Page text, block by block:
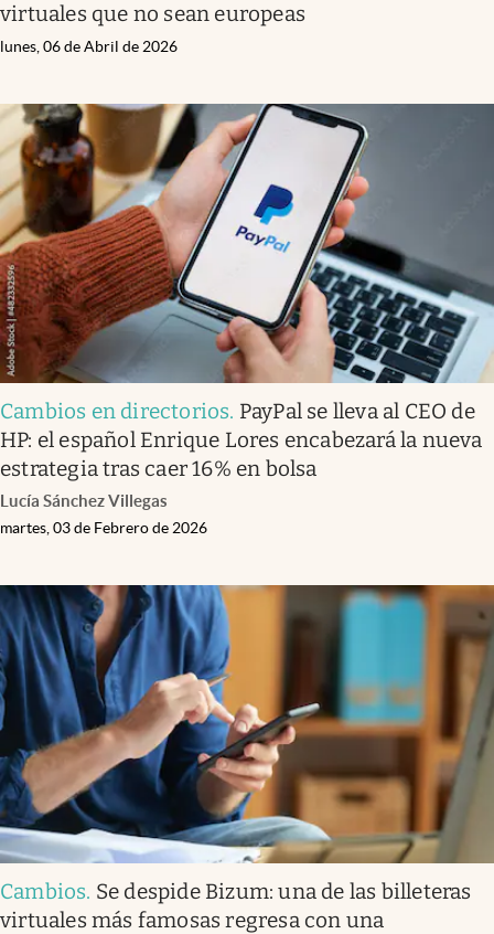
virtuales que no sean europeas
lunes, 06 de Abril de 2026
Cambios en directorios. PayPal se lleva al CEO de
HP: el español Enrique Lores encabezará la nueva
estrategia tras caer 16% en bolsa
Lucía Sánchez Villegas
martes, 03 de Febrero de 2026
Cambios. Se despide Bizum: una de las billeteras
virtuales más famosas regresa con una